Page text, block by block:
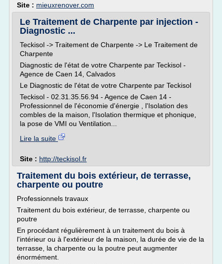
Site : mieuxrenover.com
Le Traitement de Charpente par injection -
Diagnostic ...
Teckisol -> Traitement de Charpente -> Le Traitement de
Charpente
Diagnostic de l'état de votre Charpente par Teckisol -
Agence de Caen 14, Calvados
Le Diagnostic de l'état de votre Charpente par Teckisol
Teckisol - 02.31.35.56.94 - Agence de Caen 14 -
Professionnel de l'économie d'énergie , l'Isolation des
combles de la maison, l'Isolation thermique et phonique,
la pose de VMI ou Ventilation...
Lire la suite
Site : http://teckisol.fr
Traitement du bois extérieur, de terrasse,
charpente ou poutre
Professionnels travaux
Traitement du bois extérieur, de terrasse, charpente ou
poutre
En procédant régulièrement à un traitement du bois à
l'intérieur ou à l'extérieur de la maison, la durée de vie de la
terrasse, la charpente ou la poutre peut augmenter
énormément.